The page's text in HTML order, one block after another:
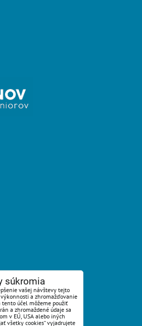
súkromia
vašej návštevy tejto
a zhromažďovanie
tento účel môžeme použiť
a zhromaždené údaje sa
v EÚ, USA alebo iných
všetky cookies“ vyjadrujete